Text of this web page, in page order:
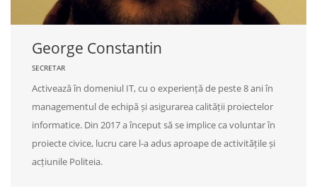
George Constantin
SECRETAR
Activează în domeniul IT, cu o experiență de peste 8 ani în
managementul de echipă și asigurarea calității proiectelor
informatice. Din 2017 a început să se implice ca voluntar în
proiecte civice, lucru care l-a adus aproape de activitățile și
acțiunile Politeia.